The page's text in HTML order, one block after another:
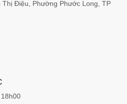
Điệu, Phường Phước Long, TP